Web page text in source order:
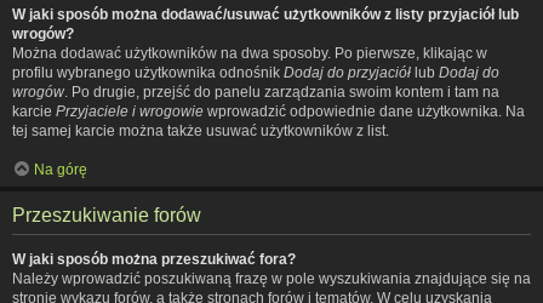
W jaki sposób można dodawać/usuwać użytkowników z listy przyjaciół lub
wrogów?
Można dodawać użytkowników na dwa sposoby. Po pierwsze, klikając w
profilu wybranego użytkownika odnośnik Dodaj do przyjaciół lub Dodaj do
wrogów . Po drugie, przejść do panelu zarządzania swoim kontem i tam na
karcie Przyjaciele i wrogowie wprowadzić odpowiednie dane użytkownika. Na
tej samej karcie można także usuwać użytkowników z list.
Na górę
Przeszukiwanie forów
W jaki sposób można przeszukiwać fora?
Należy wprowadzić poszukiwaną frazę w pole wyszukiwania znajdujące się na
stronie wykazu forów, a także stronach forów i tematów. W celu uzyskania